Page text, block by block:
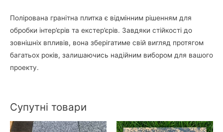
Полірована гранітна плитка є відмінним рішенням для
обробки інтер’єрів та екстер’єрів. Завдяки стійкості до
зовнішніх впливів, вона зберігатиме свій вигляд протягом
багатьох років, залишаючись надійним вибором для вашого
проекту.
Супутні товари